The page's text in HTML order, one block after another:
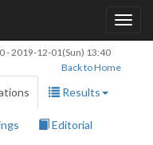
-2019-12-01(Sun) 13:40
Back to Home
Results
Editorial